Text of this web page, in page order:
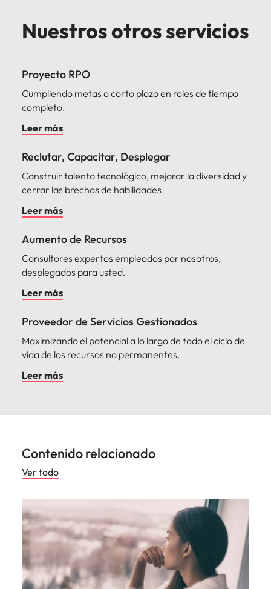
Nuestros otros servicios
Proyecto RPO
Cumpliendo metas a corto plazo en roles de tiempo
completo.
Leer más
Reclutar, Capacitar, Desplegar
Construir talento tecnológico, mejorar la diversidad y
cerrar las brechas de habilidades.
Leer más
Aumento de Recursos
Consultores expertos empleados por nosotros,
desplegados para usted.
Leer más
Proveedor de Servicios Gestionados
Maximizando el potencial a lo largo de todo el ciclo de
vida de los recursos no permanentes.
Leer más
Contenido relacionado
Ver todo